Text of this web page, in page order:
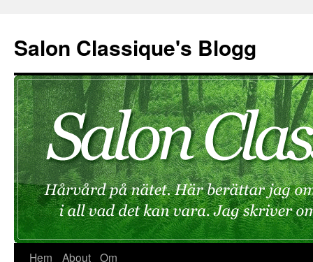
innehåll
Salon Classique's Blogg
Hem About Om